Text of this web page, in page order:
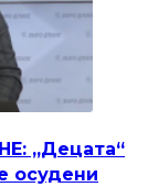
„Децата“
осудени